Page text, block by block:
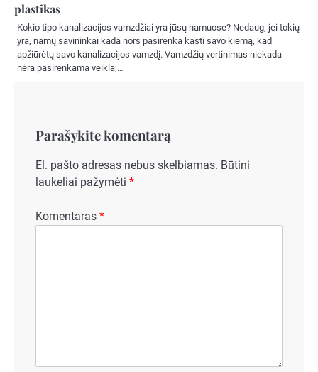
plastikas
Kokio tipo kanalizacijos vamzdžiai yra jūsų namuose? Nedaug, jei tokių
yra, namų savininkai kada nors pasirenka kasti savo kiemą, kad
apžiūrėtų savo kanalizacijos vamzdį. Vamzdžių vertinimas niekada
nėra pasirenkama veikla;…
Parašykite komentarą
El. pašto adresas nebus skelbiamas. Būtini
laukeliai pažymėti *
Komentaras *